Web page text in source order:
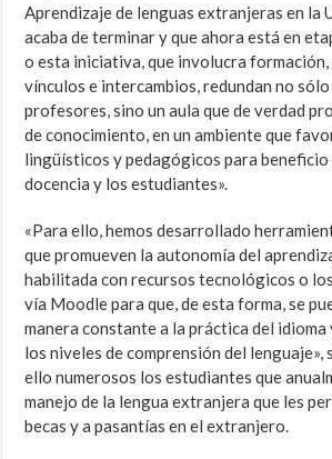
Aprendizaje de lenguas extranjeras en la
acaba de terminar y que ahora está en
o esta iniciativa, que involucra
vínculos e intercambios, redundan no
profesores, sino un aula que de verdad
de conocimiento, en un ambiente que
lingüísticos y pedagógicos para beneficio
docencia y los estudiantes».
«Para ello, hemos desarrollado
que promueven la autonomía del
habilitada con recursos tecnológicos o
vía Moodle para que, de esta forma, se
manera constante a la práctica del idioma
los niveles de comprensión del lenguaje»,
ello numerosos los estudiantes que
manejo de la lengua extranjera que les
becas y a pasantías en el extranjero.